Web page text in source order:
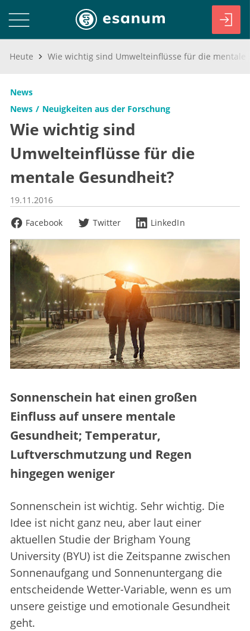
Heute
News
News
Neuigkeiten aus der Forschung
Wie wichtig sind
Umwelteinflüsse für die
mentale Gesundheit?
19.11.2016
Facebook
Twitter LinkedIn
Sonnenschein hat einen großen
Einfluss auf unsere mentale
Gesundheit; Temperatur,
Luftverschmutzung und Regen
hingegen weniger
Sonnenschein ist wichtig. Sehr wichtig. Die
Idee ist nicht ganz neu, aber laut einer
aktuellen Studie der Brigham Young
University (BYU) ist die Zeitspanne zwischen
Sonnenaufgang und Sonnenuntergang die
entscheidende Wetter-Variable, wenn es um
unsere geistige und emotionale Gesundheit
geht.